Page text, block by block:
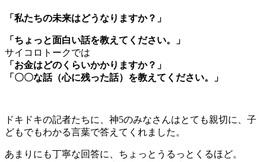
「私たちの未来はどうなりますか？」
「ちょっと面白い話を教えてください。」
サイコロトークでは
「お金はどのくらいかかりますか？」
「〇〇な話（心に残った話）を教えてください。」
ドキドキの記者たちに、神5のみなさんはとても親切に、子
どもでもわかる言葉で答えてくれました。
あまりにも丁寧な回答に、ちょっとうるっとくるほど。